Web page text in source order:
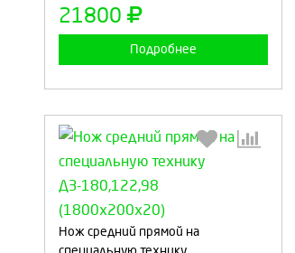
21800
Подробнее
Нож средний прямой на
Выберите количество: